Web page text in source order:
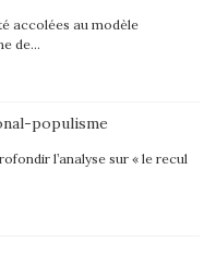
accolées au modèle
de…
populisme
l’analyse sur « le recul